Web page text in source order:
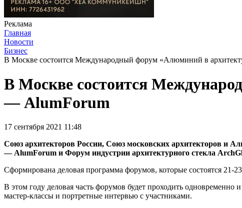
Реклама
Главная
Новости
Бизнес
В Москве состоится Международный форум «Алюминий в
В Москве состоится
— AlumForum
17 сентября 2021 11:48
Союз архитекторов России, Союз московских архитекторов и
— AlumForum и Форум индустрии архитектурного стекла
Сформирована деловая программа форумов, которые состоятся 21-
В этом году деловая часть форумов будет проходить одновременно
мастер-классы и портретные интервью с участниками.